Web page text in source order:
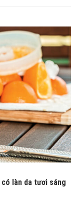
làn da tươi sáng